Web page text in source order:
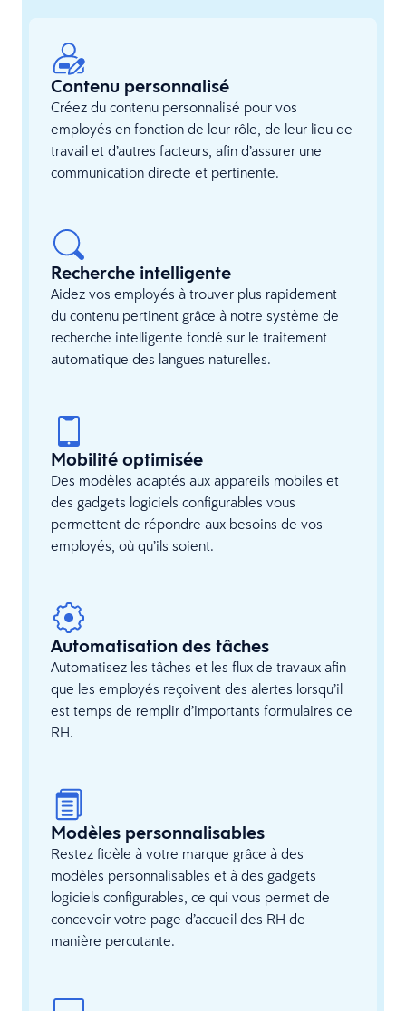
Contenu personnalisé
Créez du contenu personnalisé pour vos
employés en fonction de leur rôle, de leur lieu de
travail et d’autres facteurs, afin d’assurer une
communication directe et pertinente.
Recherche intelligente
Aidez vos employés à trouver plus rapidement
du contenu pertinent grâce à notre système de
recherche intelligente fondé sur le traitement
automatique des langues naturelles.
Mobilité optimisée
Des modèles adaptés aux appareils mobiles et
des gadgets logiciels configurables vous
permettent de répondre aux besoins de vos
employés, où qu’ils soient.
Automatisation des tâches
Automatisez les tâches et les flux de travaux afin
que les employés reçoivent des alertes lorsqu’il
est temps de remplir d’importants formulaires de
RH.
Modèles personnalisables
Restez fidèle à votre marque grâce à des
modèles personnalisables et à des gadgets
logiciels configurables, ce qui vous permet de
concevoir votre page d’accueil des RH de
manière percutante.